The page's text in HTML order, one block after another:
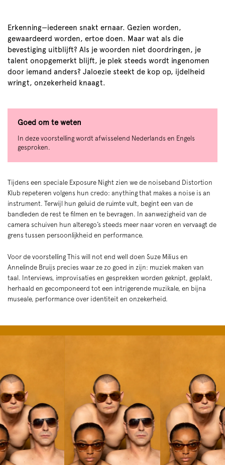
Erkenning—iedereen snakt ernaar. Gezien worden,
gewaardeerd worden, ertoe doen. Maar wat als die
bevestiging uitblijft? Als je woorden niet doordringen, je
talent onopgemerkt blijft, je plek steeds wordt ingenomen
door iemand anders? Jaloezie steekt de kop op, ijdelheid
wringt, onzekerheid knaagt.
Tijdens een speciale Exposure Night zien we de noiseband Distortion
Klub repeteren volgens hun credo: anything that makes a noise is an
instrument. Terwijl hun geluid de ruimte vult, begint een van de
bandleden de rest te filmen en te bevragen. In aanwezigheid van de
camera schuiven hun alterego’s steeds meer naar voren en vervaagt de
grens tussen persoonlijkheid en performance.
Voor de voorstelling This will not end well doen Suze Milius en
Annelinde Bruijs precies waar ze zo goed in zijn: muziek maken van
taal. Interviews, improvisaties en gesprekken worden geknipt, geplakt,
herhaald en gecomponeerd tot een intrigerende muzikale, en bijna
museale, performance over identiteit en onzekerheid.
Goed om te weten
In deze voorstelling wordt afwisselend Nederlands en Engels
gesproken.